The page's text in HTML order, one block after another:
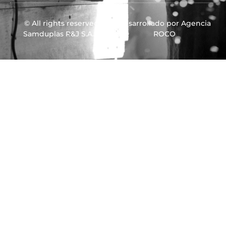
© All rights reserved
Samduplas R&J S.A.S.
Desarrollado por Agencia
ROCO